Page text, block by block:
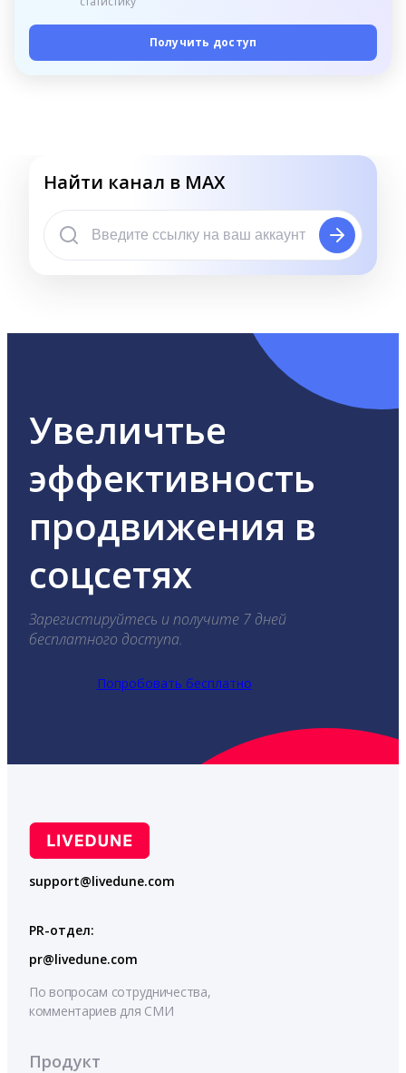
Получить доступ
Найти канал в MAX
Увеличтье
эффективность
продвижения в
соцсетях
Зарегистируйтесь и получите 7 дней
бесплатного доступа.
Попробовать бесплатно
support@livedune.com
PR-отдел:
pr@livedune.com
По вопросам сотрудничества,
комментариев для СМИ
Продукт